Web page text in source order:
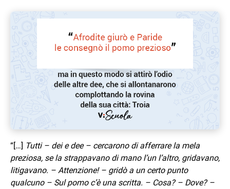
“[…] Tutti – dei e dee – cercarono di afferrare la mela
preziosa, se la strappavano di mano l’un l’altro, gridavano,
litigavano. – Attenzione! – gridò a un certo punto
qualcuno – Sul pomo c’è una scritta. – Cosa? – Dove? –